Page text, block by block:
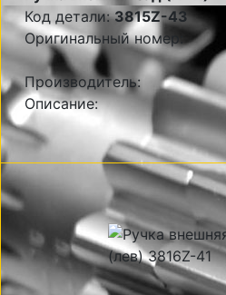
Код детали:3815Z-43
Оригинальный номер:
Производитель:
Описание: